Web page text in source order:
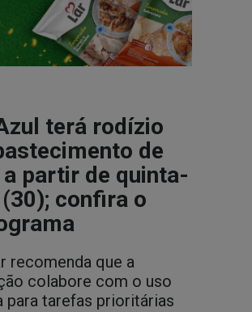
terá rodízio
de
a partir de quinta-
confira o
recomenda que a
colabore com o uso
para tarefas prioritárias